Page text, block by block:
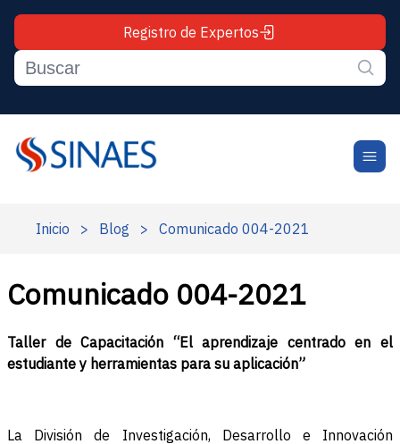
Registro de Expertos
Inicio > Blog > Comunicado 004-2021
Comunicado 004-2021
Taller de Capacitación “El aprendizaje centrado en el
estudiante y herramientas para su aplicación”
La División de Investigación, Desarrollo e Innovación